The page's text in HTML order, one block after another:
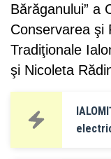
Bărăganului” a
Conservarea şi
Tradiţionale
şi Nicoleta